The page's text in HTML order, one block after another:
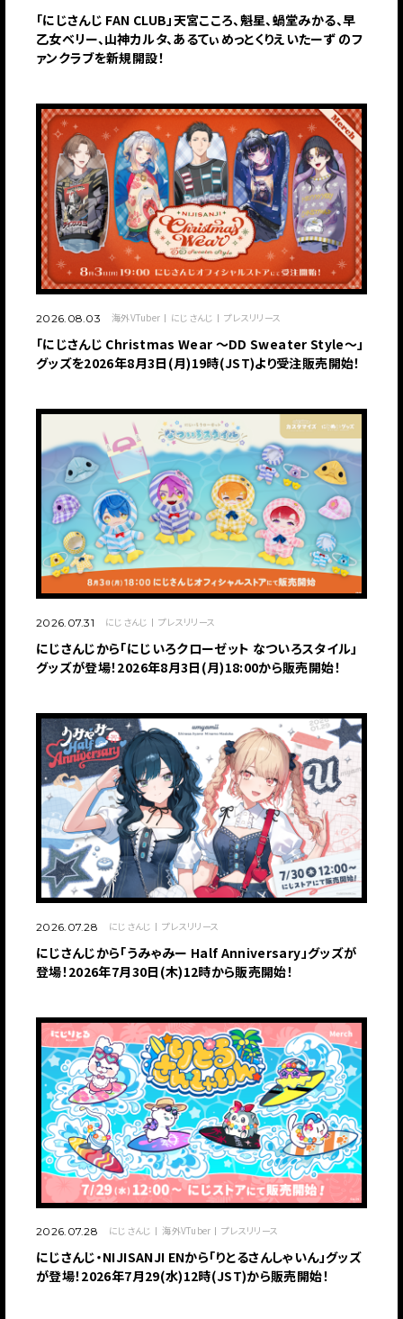
「にじさんじ FAN CLUB」天宮こころ、魁星、蝸堂みかる、早
乙女ベリー、山神カルタ、あるてぃめっとくりえいたーず のフ
ァンクラブを新規開設！
2026.08.03 海外VTuber にじさんじ プレスリリース
「にじさんじ Christmas Wear 〜DD Sweater Style〜」
グッズを2026年8月3日(月)19時(JST)より受注販売開始！
2026.07.31 にじさんじ プレスリリース
にじさんじから「にじいろクローゼット なついろスタイル」
グッズが登場！2026年8月3日(月)18:00から販売開始！
2026.07.28 にじさんじ プレスリリース
にじさんじから「うみゃみー Half Anniversary」グッズが
登場！2026年7月30日(木)12時から販売開始！
2026.07.28 にじさんじ 海外VTuber プレスリリース
にじさんじ・NIJISANJI ENから「りとるさんしゃいん」グッズ
が登場！2026年7月29(水)12時(JST)から販売開始！